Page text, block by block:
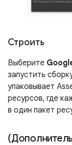
Строить
Выберите
запустить
упаковывает
ресурсов, где
в один пакет